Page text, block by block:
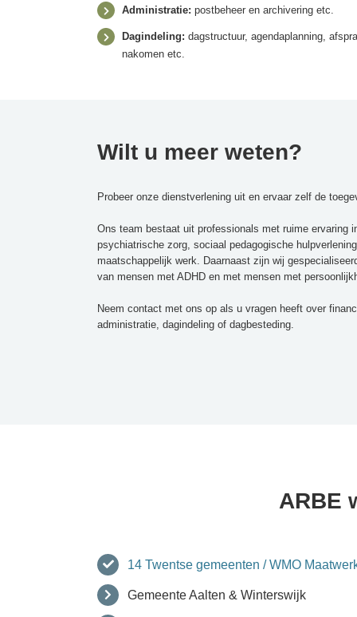
Administratie: postbeheer en archivering etc.
Dagindeling: dagstructuur, agendaplanning,
nakomen etc.
Wilt u meer weten?
Probeer onze dienstverlening uit en ervaar zelf de
Ons team bestaat uit professionals met ruime ervaring
psychiatrische zorg, sociaal pedagogische
maatschappelijk werk. Daarnaast zijn wij
van mensen met ADHD en met mensen met
Neem contact met ons op als u vragen heeft over
administratie, dagindeling of dagbesteding.
ARBE
14 Twentse gemeenten / WMO
Gemeente Aalten & Winterswijk